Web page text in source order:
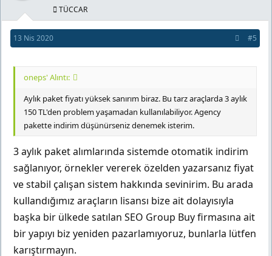
TÜCCAR
13 Nis 2020 #5
oneps' Alıntı:
Aylık paket fiyatı yüksek sanırım biraz. Bu tarz araçlarda 3 aylık
150 TL'den problem yaşamadan kullanılabiliyor. Agency
pakette indirim düşünürseniz denemek isterim.
3 aylık paket alımlarında sistemde otomatik indirim
sağlanıyor, örnekler vererek özelden yazarsanız fiyat
ve stabil çalışan sistem hakkında sevinirim. Bu arada
kullandığımız araçların lisansı bize ait dolayısıyla
başka bir ülkede satılan SEO Group Buy firmasına ait
bir yapıyı biz yeniden pazarlamıyoruz, bunlarla lütfen
karıştırmayın.